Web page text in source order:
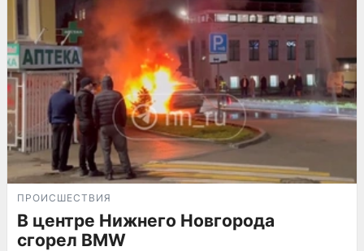
ПРОИСШЕСТВИЯ
В центре Нижнего Новгорода
сгорел BMW